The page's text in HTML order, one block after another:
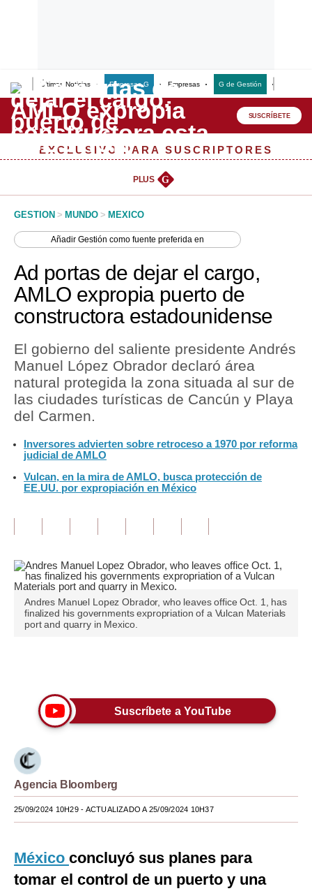
Últimas Noticias Empresas G Empresas G de Gestión
Lo último
Peru Quiosco
Management & Empleo
Perú
Política
Finanzas Personales
Inmobiliarias
Plus G
Opinión
Editorial
Tendencias
Lujo
Viajes
Mundo
EEUU
México
España
Internacional
Club del Suscriptor
SUSCRÍBETE
EXCLUSIVO PARA SUSCRIPTORES
PLUS G
GESTION > MUNDO > MEXICO
AñadirGestión como fuente preferida en
Ad portas de dejar el cargo,
AMLO expropia puerto de
constructora estadounidense
El gobierno del saliente presidente Andrés
Manuel López Obrador declaró área
natural protegida la zona situada al sur de
las ciudades turísticas de Cancún y Playa
del Carmen.
Inversores advierten sobre retroceso a 1970 por reforma
judicial de AMLO
Vulcan, en la mira de AMLO, busca protección de
EE.UU. por expropiación en México
Andres Manuel Lopez Obrador, who leaves office Oct. 1, has
finalized his governments expropriation of a Vulcan Materials
port and quarry in Mexico.
Suscríbete a YouTube
Agencia Bloomberg
25/09/2024 10H29- ACTUALIZADO A 25/09/2024 10H37
México concluyó sus planes para
tomar el control de un puerto y una